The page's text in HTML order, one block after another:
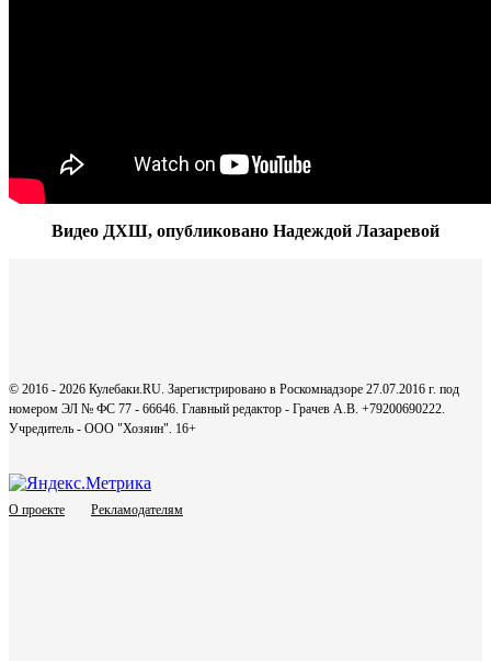
Видео ДХШ, опубликовано Надеждой Лазаревой
© 2016 - 2026 Кулебаки.RU. Зарегистрировано в Роскомнадзоре 27.07.2016 г. под
номером ЭЛ № ФС 77 - 66646. Главный редактор - Грачев А.В. +79200690222.
Учредитель - ООО "Хозяин". 16+
О проекте Рекламодателям